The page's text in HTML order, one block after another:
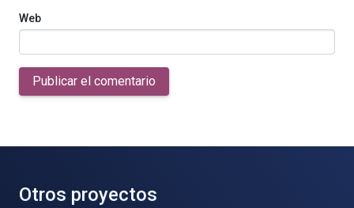
Web
Publicar el comentario
Otros proyectos